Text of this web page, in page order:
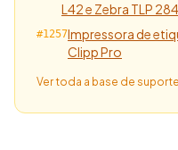
L42 e Zebra TLP
#1257Impressora de
Clipp Pro
Ver toda a base de